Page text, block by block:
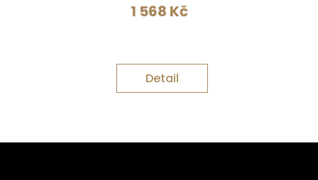
1 568 Kč
Detail